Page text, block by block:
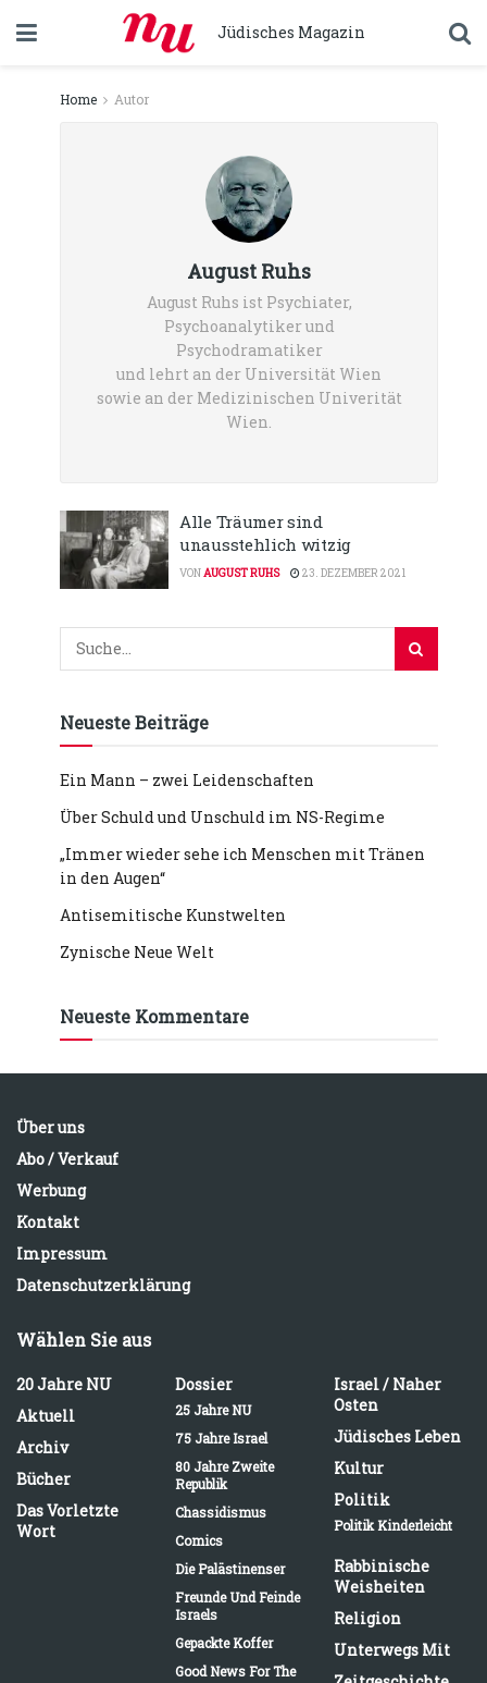
Jüdisches Magazin
Home Autor
August Ruhs
August Ruhs ist Psychiater,
Psychoanalytiker und
Psychodramatiker
und lehrt an der Universität Wien
sowie an der Medizinischen Univerität
Wien.
Alle Träumer sind
unausstehlich witzig
VONAUGUST RUHS 23. DEZEMBER 2021
Neueste Beiträge
Ein Mann – zwei Leidenschaften
Über Schuld und Unschuld im NS-Regime
„Immer wieder sehe ich Menschen mit Tränen
in den Augen“
Antisemitische Kunstwelten
Zynische Neue Welt
Neueste Kommentare
Über uns
Abo / Verkauf
Werbung
Kontakt
Impressum
Datenschutzerklärung
Wählen Sie aus
20 Jahre NU
Aktuell
Archiv
Bücher
Das Vorletzte
Wort
Dossier
25 Jahre NU
75 Jahre Israel
80 Jahre Zweite
Republik
Chassidismus
Comics
Die Palästinenser
Freunde Und Feinde
Israels
Gepackte Koffer
Good News For The
Israel / Naher
Osten
Jüdisches Leben
Kultur
Politik
Politik Kinderleicht
Rabbinische
Weisheiten
Religion
Unterwegs Mit